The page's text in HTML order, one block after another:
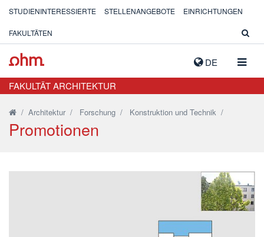
DE
STUDIENINTERESSIERTE STELLENANGEBOTE EINRICHTUNGEN
FAKULTÄTEN
FAKULTÄT ARCHITEKTUR
/ Architektur / Forschung / Konstruktion und Technik /
Promotionen